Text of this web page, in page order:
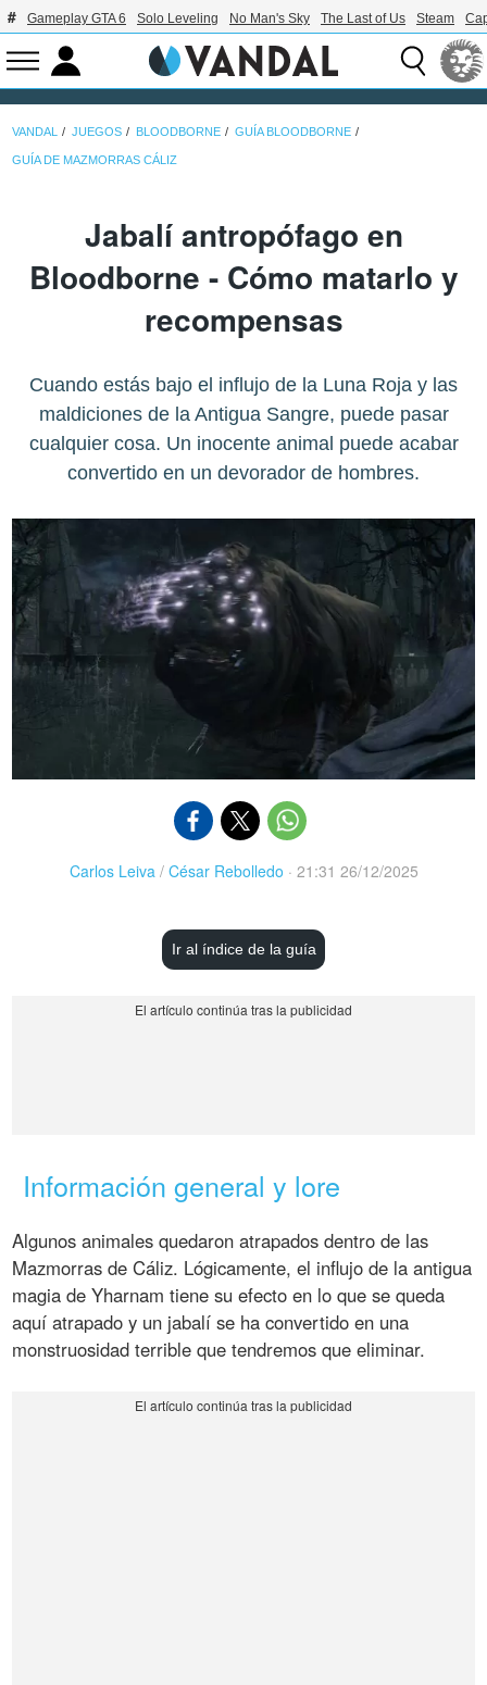
Gameplay GTA 6 Solo Leveling No Man's Sky The Last of Us Steam
VANDAL JUEGOS BLOODBORNE GUÍA BLOODBORNE
GUÍA DE MAZMORRAS CÁLIZ
Jabalí antropófago en
Bloodborne - Cómo matarlo y
recompensas
Cuando estás bajo el influjo de la Luna Roja y las
maldiciones de la Antigua Sangre, puede pasar
cualquier cosa. Un inocente animal puede acabar
convertido en un devorador de hombres.
Carlos Leiva / César Rebolledo · 21:31 26/12/2025
Ir al índice de la guía
Información general y lore
Algunos animales quedaron atrapados dentro de las
Mazmorras de Cáliz. Lógicamente, el influjo de la antigua
magia de Yharnam tiene su efecto en lo que se queda
aquí atrapado y un jabalí se ha convertido en una
monstruosidad terrible que tendremos que eliminar.